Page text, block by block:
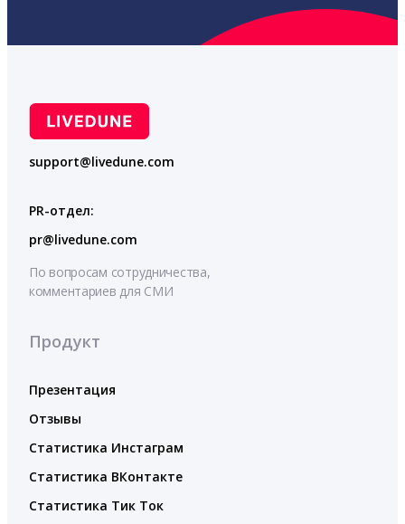
support@livedune.com
PR-отдел:
pr@livedune.com
По вопросам сотрудничества,
комментариев для СМИ
Продукт
Презентация
Отзывы
Статистика Инстаграм
Статистика ВКонтакте
Статистика Тик Ток